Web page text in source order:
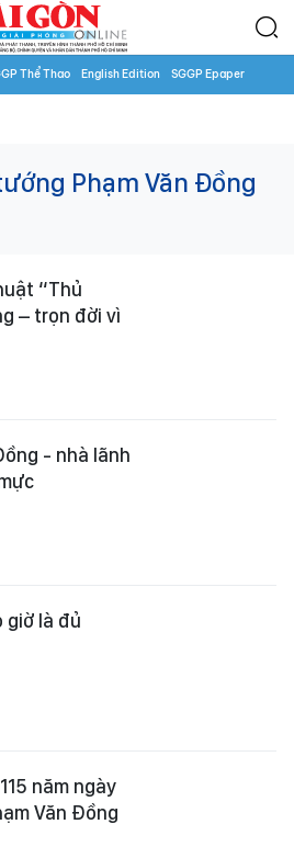
Thể Thao English Edition SGGP Epaper
Phạm Văn Đồng
“Thủ
– trọn đời vì
- nhà lãnh
giờ là đủ
năm ngày
Văn Đồng